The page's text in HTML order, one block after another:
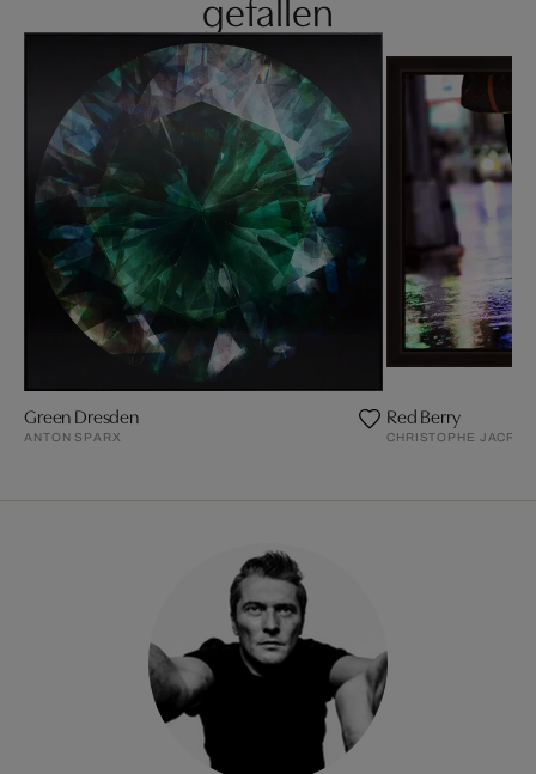
Green Dresden
ANTON SPARX
Red Berry
CHRISTOPHE JACROT